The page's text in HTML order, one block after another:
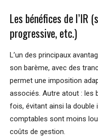
Les bénéfices de l’IR
progressive, etc.)
L’un des principaux
son barème, avec des
permet une imposition
associés. Autre atout : les
fois, évitant ainsi la double
comptables sont moins
coûts de gestion.